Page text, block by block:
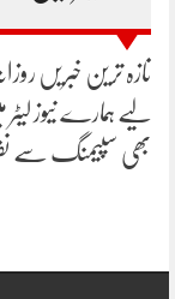
تازہ ترین خبریں
لیے ہمارے نیوز
بھی سپیمنگ سے